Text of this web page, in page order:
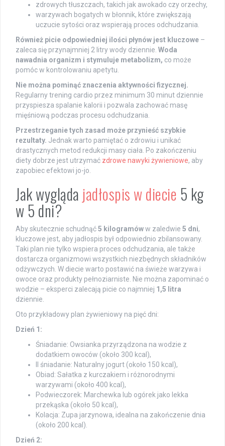
zdrowych tłuszczach, takich jak awokado czy orzechy,
warzywach bogatych w błonnik, które zwiększają
uczucie sytości oraz wspierają proces odchudzania.
Również picie odpowiedniej ilości płynów jest kluczowe –
zaleca się przynajmniej 2 litry wody dziennie. Woda
nawadnia organizm i stymuluje metabolizm, co może
pomóc w kontrolowaniu apetytu.
Nie można pominąć znaczenia aktywności fizycznej.
Regularny trening cardio przez minimum 30 minut dziennie
przyspiesza spalanie kalorii i pozwala zachować masę
mięśniową podczas procesu odchudzania.
Przestrzeganie tych zasad może przynieść szybkie
rezultaty. Jednak warto pamiętać o zdrowiu i unikać
drastycznych metod redukcji masy ciała. Po zakończeniu
diety dobrze jest utrzymać zdrowe nawyki żywieniowe, aby
zapobiec efektowi jo-jo.
Jak wygląda jadłospis w diecie 5 kg
w 5 dni?
Aby skutecznie schudnąć5 kilogramóww zaledwie 5 dni,
kluczowe jest, aby jadłospis był odpowiednio zbilansowany.
Taki plan nie tylko wspiera proces odchudzania, ale także
dostarcza organizmowi wszystkich niezbędnych składników
odżywczych. W diecie warto postawić na świeże warzywa i
owoce oraz produkty pełnoziarniste. Nie można zapominać o
wodzie – eksperci zalecają picie co najmniej 1,5 litra
dziennie.
Oto przykładowy plan żywieniowy na pięć dni:
Dzień 1:
Śniadanie: Owsianka przyrządzona na wodzie z
dodatkiem owoców (około 300 kcal),
II śniadanie: Naturalny jogurt (około 150 kcal),
Obiad: Sałatka z kurczakiem i różnorodnymi
warzywami (około 400 kcal),
Podwieczorek: Marchewka lub ogórek jako lekka
przekąska (około 50 kcal),
Kolacja: Zupa jarzynowa, idealna na zakończenie dnia
(około 200 kcal).
Dzień 2: